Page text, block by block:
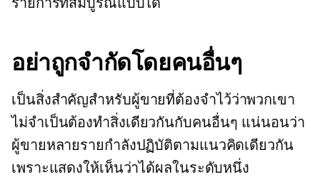
อย่าถูกจำกัดโดยคนอื่นๆ
เป็นสิ่งสำคัญสำหรับผู้ขายที่ต้องจำไว้ว่าพวกเขา
ไม่จำเป็นต้องทำสิ่งเดียวกันกับคนอื่นๆ แน่นอนว่า
ผู้ขายหลายรายกำลังปฏิบัติตามแนวคิดเดียวกัน
เพราะแสดงให้เห็นว่าได้ผลในระดับหนึ่ง